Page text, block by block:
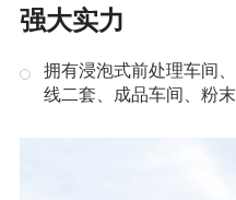
强大实力
拥有浸泡式前处理车间
线二套、成品车间、粉